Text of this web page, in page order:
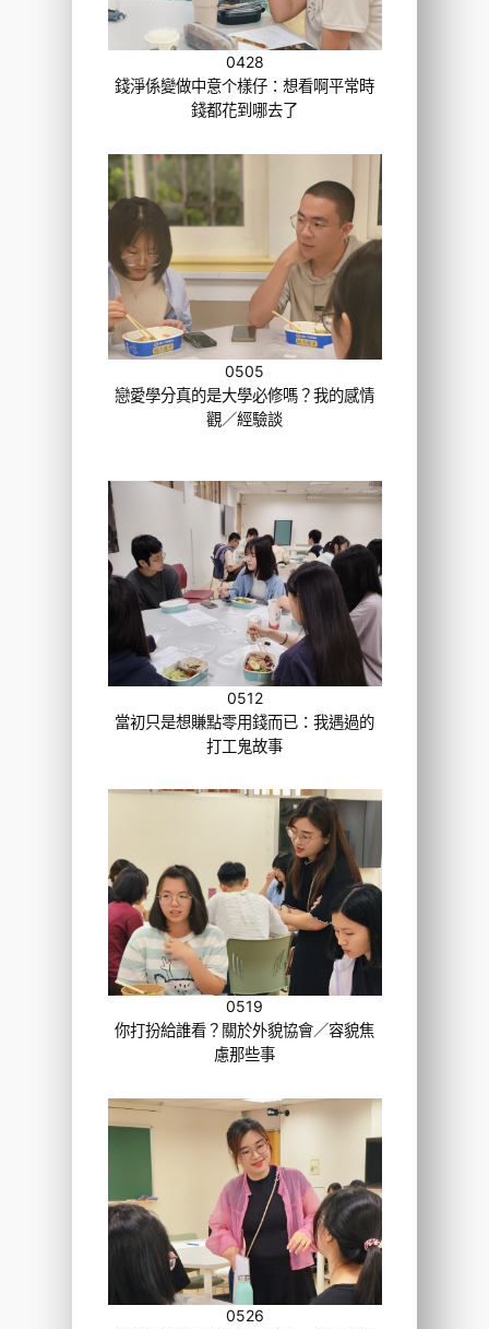
0428
錢淨係變做中意个樣仔：想看啊平常時
錢都花到哪去了
0505
戀愛學分真的是大學必修嗎？我的感情
觀／經驗談
0512
當初只是想賺點零用錢而已：我遇過的
打工鬼故事
0519
你打扮給誰看？關於外貌協會／容貌焦
慮那些事
0526